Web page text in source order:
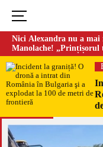
Nici Alexandra nu a
Manolache!
doi ani de căsnicie